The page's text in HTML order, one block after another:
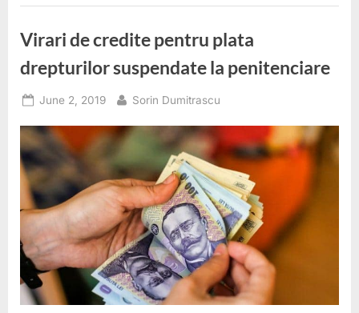
incalcite
proaste”
Virari de credite pentru plata
drepturilor suspendate la penitenciare
Posted
June 2, 2019 By
Sorin Dumitrascu